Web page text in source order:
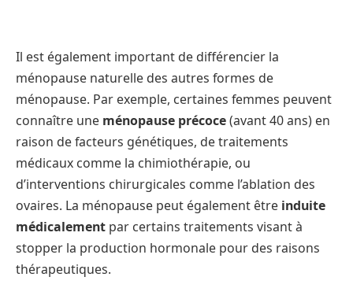
Il est également important de différencier la
ménopause naturelle des autres formes de
ménopause. Par exemple, certaines femmes peuvent
connaître une ménopause précoce(avant 40 ans) en
raison de facteurs génétiques, de traitements
médicaux comme la chimiothérapie, ou
d’interventions chirurgicales comme l’ablation des
ovaires. La ménopause peut également être induite
médicalement par certains traitements visant à
stopper la production hormonale pour des raisons
thérapeutiques.